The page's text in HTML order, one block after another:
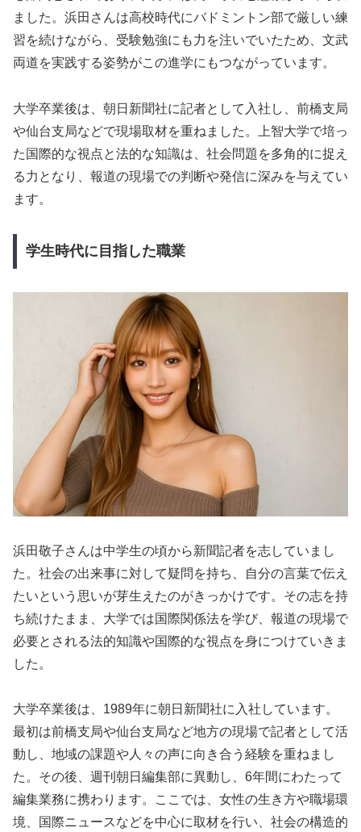
ました。浜田さんは高校時代にバドミントン部で厳しい練
習を続けながら、受験勉強にも力を注いでいたため、文武
両道を実践する姿勢がこの進学にもつながっています。
大学卒業後は、朝日新聞社に記者として入社し、前橋支局
や仙台支局などで現場取材を重ねました。上智大学で培っ
た国際的な視点と法的な知識は、社会問題を多角的に捉え
る力となり、報道の現場での判断や発信に深みを与えてい
ます。
学生時代に目指した職業
浜田敬子さんは中学生の頃から新聞記者を志していまし
た。社会の出来事に対して疑問を持ち、自分の言葉で伝え
たいという思いが芽生えたのがきっかけです。その志を持
ち続けたまま、大学では国際関係法を学び、報道の現場で
必要とされる法的知識や国際的な視点を身につけていきま
した。
大学卒業後は、1989年に朝日新聞社に入社しています。
最初は前橋支局や仙台支局など地方の現場で記者として活
動し、地域の課題や人々の声に向き合う経験を重ねまし
た。その後、週刊朝日編集部に異動し、6年間にわたって
編集業務に携わります。ここでは、女性の生き方や職場環
境、国際ニュースなどを中心に取材を行い、社会の構造的